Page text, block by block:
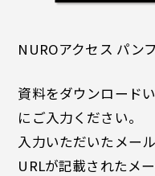
NUROアクセス パン
資料をダウンロード
にご入力ください。
入力いただいたメー
URLが記載されたメ